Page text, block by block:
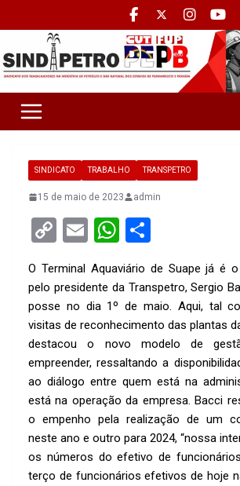
SINDICATO TRABALHO TRANSPETRO
15 de maio de 2023 admin
C
py
Li
n
k
E
ail
W
at
s
A
p
p
ar
e
O Terminal Aquaviário de Suape já é
pelo presidente da Transpetro, Sergio
posse no dia 1º de maio. Aqui, tal
visitas de reconhecimento das plantas
destacou o novo modelo de
empreender, ressaltando a
ao diálogo entre quem está na
está na operação da empresa. Bacci
o empenho pela realização de um
neste ano e outro para 2024, “nossa
os números do efetivo de
terço de funcionários efetivos de hoje